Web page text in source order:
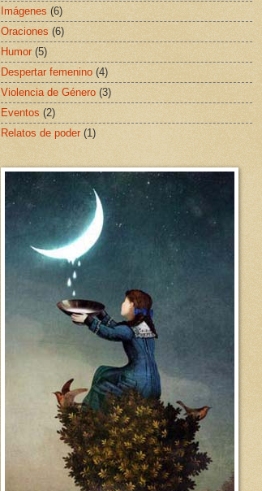
Imágenes (6)
Oraciones (6)
Humor (5)
Despertar femenino (4)
Violencia de Género (3)
Eventos (2)
Relatos de poder (1)